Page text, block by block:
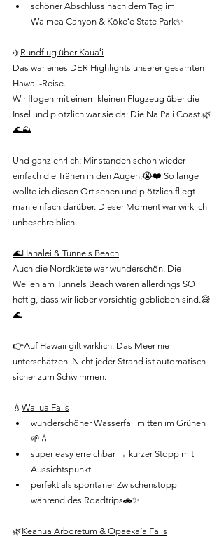
schöner Abschluss nach dem Tag im
Waimea Canyon & Kōkeʻe State Park✨
✈️Rundflug über Kauaʻi
Das war eines DER Highlights unserer gesamten
Hawaii-Reise.
Wir flogen mit einem kleinen Flugzeug über die
Insel und plötzlich war sie da: Die Na Pali Coast.🌿
🌊⛰️
Und ganz ehrlich: Mir standen schon wieder
einfach die Tränen in den Augen.😭❤️ So lange
wollte ich diesen Ort sehen und plötzlich fliegt
man einfach darüber. Dieser Moment war wirklich
unbeschreiblich.
🌊Hanalei & Tunnels Beach
Auch die Nordküste war wunderschön. Die
Wellen am Tunnels Beach waren allerdings SO
heftig, dass wir lieber vorsichtig geblieben sind.😅
🌊
👉Auf Hawaii gilt wirklich: Das Meer nie
unterschätzen. Nicht jeder Strand ist automatisch
sicher zum Schwimmen.
💧 Wailua Falls
wunderschöner Wasserfall mitten im Grünen
🌱💧
super easy erreichbar → kurzer Stopp mit
Aussichtspunkt
perfekt als spontaner Zwischenstopp
während des Roadtrips🚗✨
🌿Keahua Arboretum & Opaeka‘a Falls